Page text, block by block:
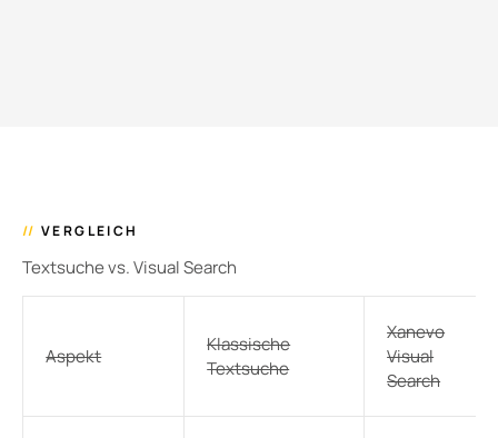
// VERGLEICH
Textsuche vs. Visual Search
Aspekt
Klassische
Textsuche
Xanevo
Visual
Search